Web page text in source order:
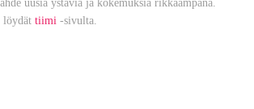
uusia ystäviä ja kokemuksia rikkaampana.
löydät tiimi -sivulta.